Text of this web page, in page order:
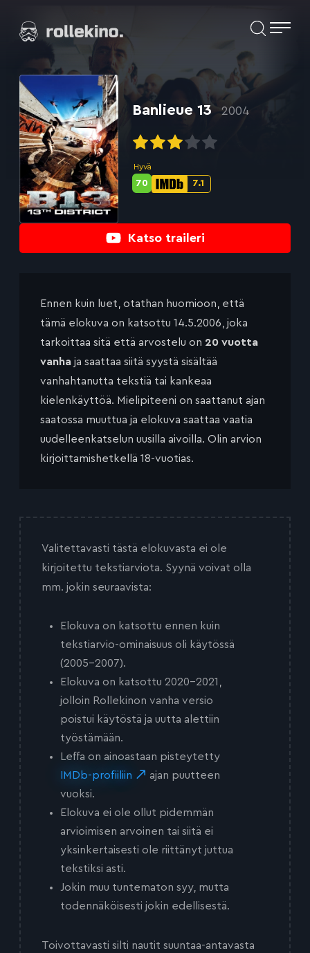
suoraan
Elokuvat ja elokuva-arviot | Rollekino.fi
lopputekstien
jälkeen.
Katso traileri
Banlieue 13 2004
Hyvä
IMDb-
7.1
Metascore-
70
Ennen kuin luet, otathan huomioon, että
tämä elokuva on katsottu 14.5.2006, joka
tarkoittaa sitä että arvostelu on 20 vuotta
vanha ja saattaa siitä syystä sisältää
vanhahtanutta tekstiä tai kankeaa
kielenkäyttöä. Mielipiteeni on saattanut ajan
saatossa muuttua ja elokuva saattaa vaatia
uudelleenkatselun uusilla aivoilla. Olin arvion
kirjoittamishetkellä 18-vuotias.
Valitettavasti tästä elokuvasta ei ole
kirjoitettu tekstiarviota. Syynä voivat olla
mm. jokin seuraavista:
Elokuva on katsottu ennen kuin
tekstiarvio-ominaisuus oli käytössä
(2005-2007).
Elokuva on katsottu 2020-2021,
jolloin Rollekinon vanha versio
poistui käytöstä ja uutta alettiin
työstämään.
Leffa on ainoastaan pisteytetty
IMDb-profiiliin
ajan puutteen
vuoksi.
Elokuva ei ole ollut pidemmän
arvioimisen arvoinen tai siitä ei
yksinkertaisesti ole riittänyt juttua
tekstiksi asti.
Jokin muu tuntematon syy, mutta
todennäköisesti jokin edellisestä.
Toivottavasti silti nautit suuntaa-antavasta